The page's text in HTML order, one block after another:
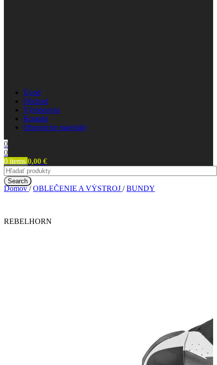
Úvod
Obchod
Výrobcovia
Kontakt
Obuvnícke materiály
0
0
0 items 0,00 €
Search
Domov/ OBLEČENIE A VÝSTROJ / BUNDY
REBELHORN